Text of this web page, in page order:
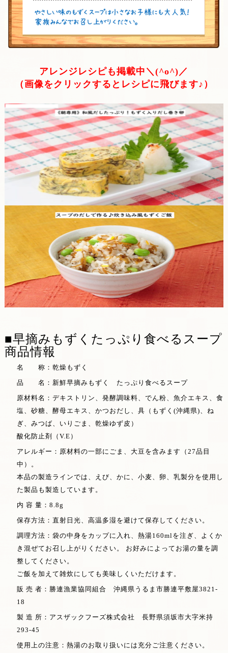
アレンジレシピも掲載中＼(^o^)／
（画像をクリックするとレシピに飛びます♪）
■早摘みもずくたっぷり食べるスープ
商品情報
名 称：乾燥もずく
品 名：新鮮早摘みもずく たっぷり食べるスープ
原材料名：デキストリン、発酵調味料、でん粉、魚介エキス、食
塩、砂糖、酵母エキス、かつおだし、具（もずく(沖縄県)、ね
ぎ、みつば、いりごま、乾燥ゆず皮）
酸化防止剤（V.E）
アレルギー：原材料の一部にごま、大豆を含みます（27品目
中）。
本品の製造ラインでは、えび、かに、小麦、卵、乳製分を使用し
た製品も製造しています。
内 容 量：8.8g
保存方法：直射日光、高温多湿を避けて保存してください。
調理方法：袋の中身をカップに入れ、熱湯160mlを注ぎ、よくか
き混ぜてお召し上がりください。 お好みによってお湯の量を調
整してください。
ご飯を加えて雑炊にしても美味しくいただけます。
販 売 者：勝連漁業協同組合 沖縄県うるま市勝連平敷屋3821-
18
製 造 所：アスザックフーズ株式会社 長野県須坂市大字米持
293-45
使用上の注意：熱湯のお取り扱いには充分ご注意ください。